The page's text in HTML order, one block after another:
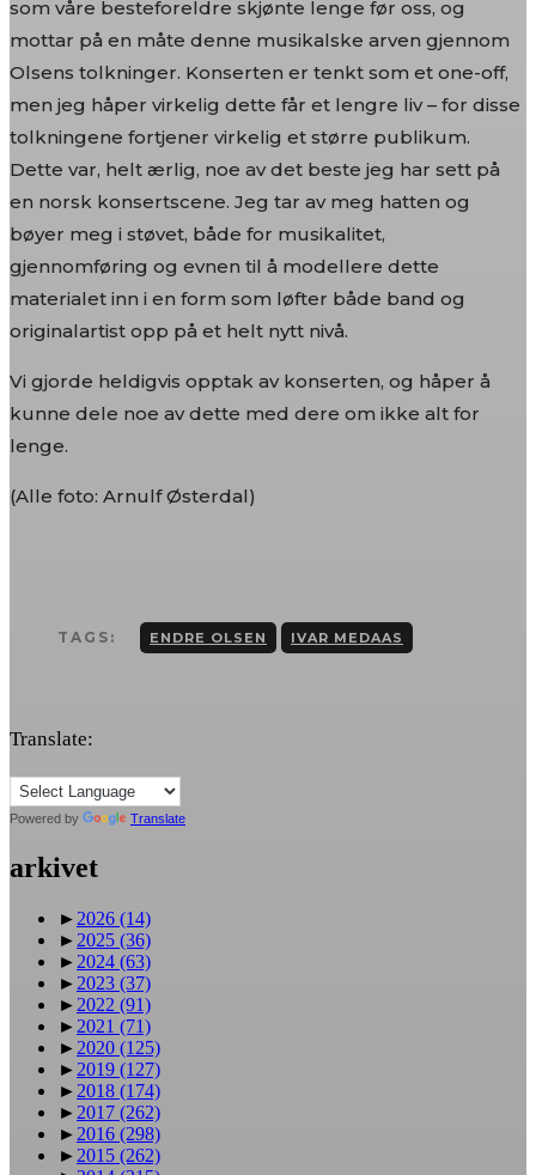
som våre besteforeldre skjønte lenge før oss, og
mottar på en måte denne musikalske arven gjennom
Olsens tolkninger. Konserten er tenkt som et one-off,
men jeg håper virkelig dette får et lengre liv – for disse
tolkningene fortjener virkelig et større publikum.
Dette var, helt ærlig, noe av det beste jeg har sett på
en norsk konsertscene. Jeg tar av meg hatten og
bøyer meg i støvet, både for musikalitet,
gjennomføring og evnen til å modellere dette
materialet inn i en form som løfter både band og
originalartist opp på et helt nytt nivå.
Vi gjorde heldigvis opptak av konserten, og håper å
kunne dele noe av dette med dere om ikke alt for
lenge.
(Alle foto: Arnulf Østerdal)
TAGS: ENDRE OLSEN IVAR MEDAAS
Translate:
Powered by Translate
arkivet
► 2026 (14)
► 2025 (36)
► 2024 (63)
► 2023 (37)
► 2022 (91)
► 2021 (71)
► 2020 (125)
► 2019 (127)
► 2018 (174)
► 2017 (262)
► 2016 (298)
► 2015 (262)